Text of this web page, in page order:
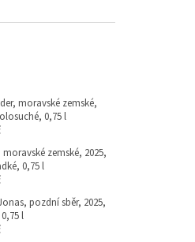
moravské zemské,
0,75 l
zemské, 2025,
0,75 l
pozdní sběr, 2025,
l